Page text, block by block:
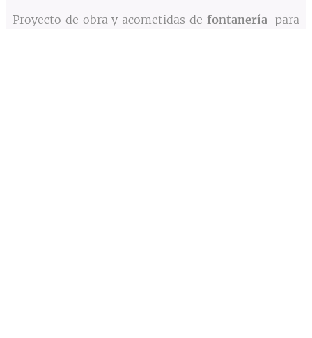
Proyecto de obra y acometidas de fontaneríapara